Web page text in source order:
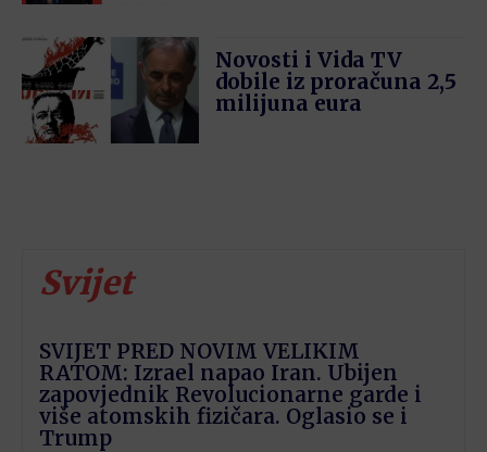
Novosti i Vida TV
dobile iz proračuna 2,5
milijuna eura
Svijet
SVIJET PRED NOVIM VELIKIM
RATOM: Izrael napao Iran. Ubijen
zapovjednik Revolucionarne garde i
više atomskih fizičara. Oglasio se i
Trump